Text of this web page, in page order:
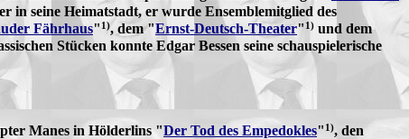
in seine Heimatstadt, er wurde Ensemblemitglied des
Fährhaus" 1), dem "Ernst-Deutsch-Theater" 1) und dem
Stücken konnte Edgar Bessen seine schauspielerische
Manes in Hölderlins "Der Tod des Empedokles" 1), den